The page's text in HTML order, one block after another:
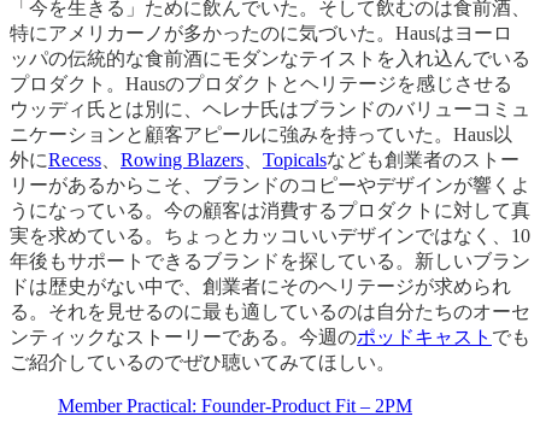
「今を生きる」ために飲んでいた。そして飲むのは食前酒、
特にアメリカーノが多かったのに気づいた。Hausはヨーロ
ッパの伝統的な食前酒にモダンなテイストを入れ込んでいる
プロダクト。Hausのプロダクトとヘリテージを感じさせる
ウッディ氏とは別に、ヘレナ氏はブランドのバリューコミュ
ニケーションと顧客アピールに強みを持っていた。Haus以
外にRecess Rowing Blazers Topicalsなども創業者のストー
リーがあるからこそ、ブランドのコピーやデザインが響くよ
うになっている。今の顧客は消費するプロダクトに対して真
実を求めている。ちょっとカッコいいデザインではなく、10
年後もサポートできるブランドを探している。新しいブラン
ドは歴史がない中で、創業者にそのヘリテージが求められ
る。それを見せるのに最も適しているのは自分たちのオーセ
ンティックなストーリーである。今週のポッドキャスト でも
ご紹介しているのでぜひ聴いてみてほしい。
Member Practical: Founder-Product Fit – 2PM